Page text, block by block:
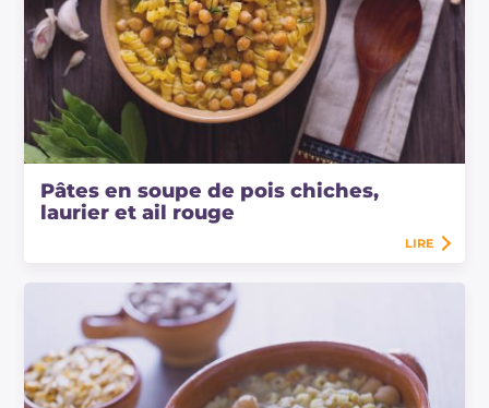
Pâtes en soupe de pois chiches,
laurier et ail rouge
LIRE